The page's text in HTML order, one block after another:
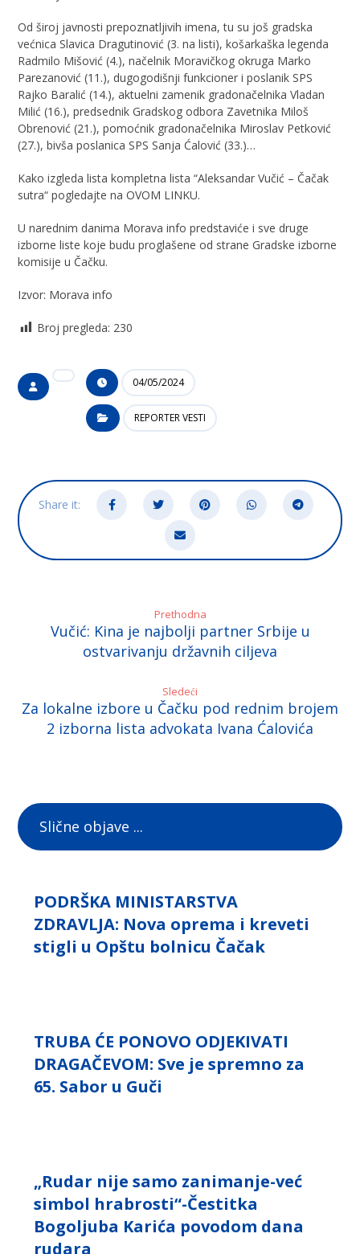
Od široj javnosti prepoznatljivih imena, tu su još gradska
većnica Slavica Dragutinović (3. na listi), košarkaška legenda
Radmilo Mišović (4.), načelnik Moravičkog okruga Marko
Parezanović (11.), dugogodišnji funkcioner i poslanik SPS
Rajko Baralić (14.), aktuelni zamenik gradonačelnika Vladan
Milić (16.), predsednik Gradskog odbora Zavetnika Miloš
Obrenović (21.), pomoćnik gradonačelnika Miroslav Petković
(27.), bivša poslanica SPS Sanja Ćalović (33.)…
Kako izgleda lista kompletna lista “Aleksandar Vučić – Čačak
sutra“ pogledajte na OVOM LINKU.
U narednim danima Morava info predstaviće i sve druge
izborne liste koje budu proglašene od strane Gradske izborne
komisije u Čačku.
Izvor: Morava info
Broj pregleda: 230
04/05/2024
REPORTER VESTI
Prethodna
Vučić: Kina je najbolji partner Srbije u
ostvarivanju državnih ciljeva
Sledeći
Za lokalne izbore u Čačku pod rednim brojem
2 izborna lista advokata Ivana Ćalovića
Slične objave ...
PODRŠKA MINISTARSTVA
ZDRAVLJA: Nova oprema i kreveti
stigli u Opštu bolnicu Čačak
TRUBA ĆE PONOVO ODJEKIVATI
DRAGAČEVOM: Sve je spremno za
65. Sabor u Guči
„Rudar nije samo zanimanje-već
simbol hrabrosti“-Čestitka
Bogoljuba Karića povodom dana
rudara